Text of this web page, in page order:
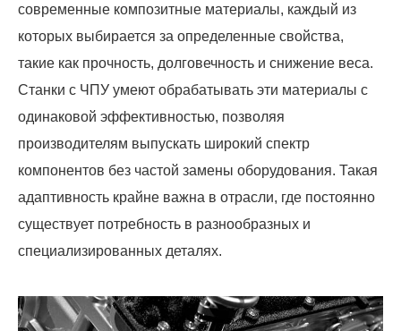
современные композитные материалы, каждый из
которых выбирается за определенные свойства,
такие как прочность, долговечность и снижение веса.
Станки с ЧПУ умеют обрабатывать эти материалы с
одинаковой эффективностью, позволяя
производителям выпускать широкий спектр
компонентов без частой замены оборудования. Такая
адаптивность крайне важна в отрасли, где постоянно
существует потребность в разнообразных и
специализированных деталях.